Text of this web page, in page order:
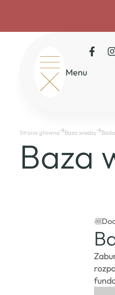
Start
Drzwi otwarte
Dofinansowania
Master Course
Baza wiedzy
Menu
Strona główna Baza wiedzy
Baza